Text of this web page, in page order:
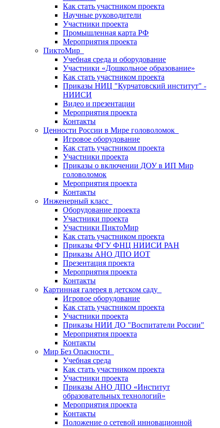
Как стать участником проекта
Научные руководители
Участники проекта
Промышленная карта РФ
Мероприятия проекта
ПиктоМир
Учебная среда и оборудование
Участники «Дошкольное образование»
Как стать участником проекта
Приказы НИЦ "Курчатовский институт" -
НИИСИ
Видео и презентации
Мероприятия проекта
Контакты
Ценности России в Мире головоломок
Игровое оборудование
Как стать участником проекта
Участники проекта
Приказы о включении ДОУ в ИП Мир
головоломок
Мероприятия проекта
Контакты
Инженерный класс
Оборудование проекта
Участники проекта
Участники ПиктоМир
Как стать участником проекта
Приказы ФГУ ФНЦ НИИСИ РАН
Приказы АНО ДПО ИОТ
Презентация проекта
Мероприятия проекта
Контакты
Картинная галерея в детском саду
Игровое оборудование
Как стать участником проекта
Участники проекта
Приказы НИИ ДО "Воспитатели России"
Мероприятия проекта
Контакты
Мир Без Опасности
Учебная среда
Как стать участником проекта
Участники проекта
Приказы АНО ДПО «Институт
образовательных технологий»
Мероприятия проекта
Контакты
Положение о сетевой инновационной